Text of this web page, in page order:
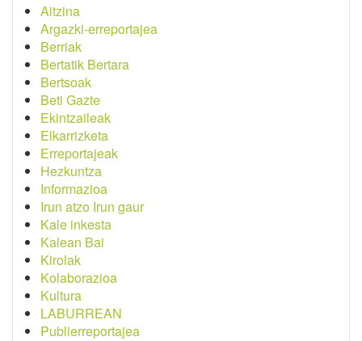
Aitzina
Argazki-erreportajea
Berriak
Bertatik Bertara
Bertsoak
Beti Gazte
Ekintzaileak
Elkarrizketa
Erreportajeak
Hezkuntza
Informazioa
Irun atzo Irun gaur
Kale inkesta
Kalean Bai
Kirolak
Kolaborazioa
Kultura
LABURREAN
Publierreportajea